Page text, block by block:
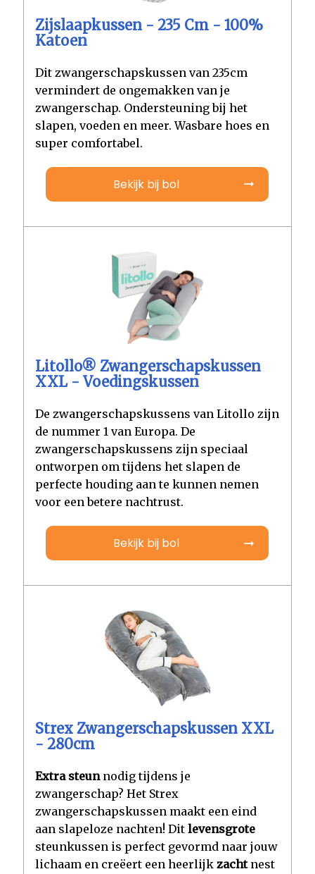
Zijslaapkussen - 235 Cm - 100%
Katoen
Dit zwangerschapskussen van 235cm
vermindert de ongemakken van je
zwangerschap. Ondersteuning bij het
slapen, voeden en meer. Wasbare hoes en
super comfortabel.
Bekijk bij bol
Litollo® Zwangerschapskussen
XXL - Voedingskussen
De zwangerschapskussens van Litollo zijn
de nummer 1 van Europa. De
zwangerschapskussens zijn speciaal
ontworpen om tijdens het slapen de
perfecte houding aan te kunnen nemen
voor een betere nachtrust.
Bekijk bij bol
Strex Zwangerschapskussen XXL
- 280cm
Extra steunnodig tijdens je
zwangerschap? Het Strex
zwangerschapskussen maakt een eind
aan slapeloze nachten! Ditlevensgrote
steunkussen is perfect gevormd naar jouw
lichaam en creëert een heerlijkzachtnest